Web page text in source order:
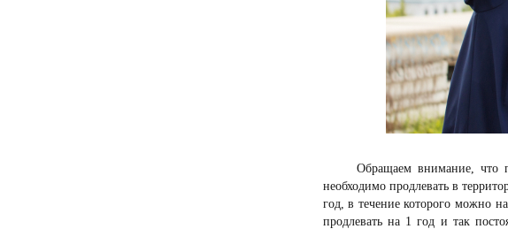
Обращаем внимание, что
необходимо продлевать в
год, в течение которого можно
продлевать на 1 год и так